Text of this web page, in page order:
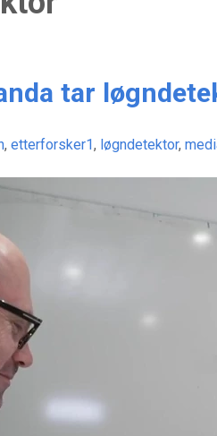
tar
, etterforsker1, løgndetektor,